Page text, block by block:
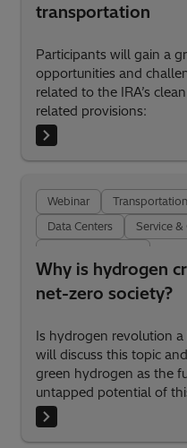
transportation
Participants will gain a
opportunities and
related to the IRA’s
related provisions:
Webinar Transportation
Data Centers
Service &
Why is hydrogen
net-zero society?
Is hydrogen revolution
will discuss this topic
green hydrogen as the
untapped potential of